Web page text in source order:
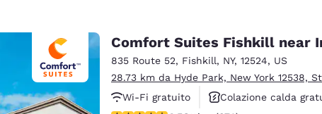
Comfort Suites Fishkill near
835 Route 52, Fishkill, NY, 12524, US
28.73 km da Hyde Park, New York 12538,
Wi-Fi gratuito
Colazione calda